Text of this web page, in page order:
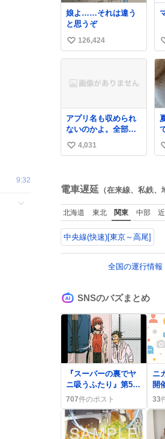
9:32
きを用意して、安心
して電話に出られる
ようにします。 イン
ターホンの応対も大
切なコミュニケーシ
ョンの学びです。
娘よ……それは違う
と思うぞ
い
い
数
126,424
アプリ名も収められ
ないのかよ。全部ダ
サくて本当に凄い。
https://t.co/LemyLG
い
数
4,031
電車遅延 （在来線、私鉄、
北海道 東北 関東 中部
中央線(快速)[東京～高尾]
全国の運行情報
SNSのバズまとめ
『スーパーの裏でヤ
ニ吸うふたり』第5話
放送、一部のファン
が「尊い」や「ヤニ
め」などの声を上げ
る
707件のポスト
ニ
開
「
や
が
33